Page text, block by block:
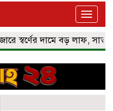
Toggle
স্বর্ণের দামে বড় লাফ, সাত